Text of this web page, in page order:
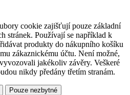
cookie zajišťují pouze základní
stránek. Používají se například k
produkty do nákupního košíku
zákaznickému účtu. Není možné,
jakékoliv závěry. Veškeré
nikdy předány třetím stranám.
Pouze nezbytné